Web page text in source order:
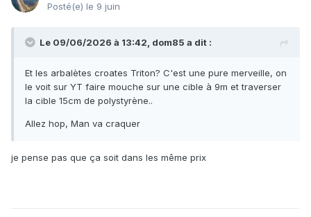
Posté(e) le 9 juin
Le 09/06/2026 à 13:42, dom85 a dit :
Et les arbalètes croates Triton? C'est une pure merveille, on
le voit sur YT faire mouche sur une cible à 9m et traverser
la cible 15cm de polystyrène..
Allez hop, Man va craquer
je pense pas que ça soit dans les même prix